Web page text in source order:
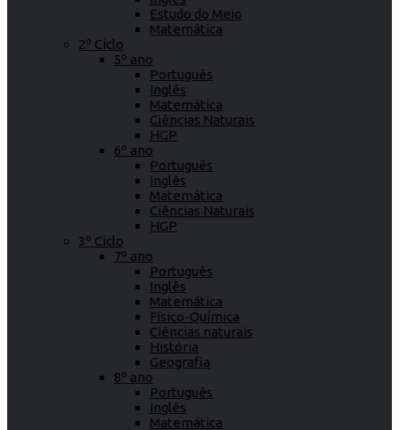
Estudo do Meio
Matemática
2º Ciclo
5º ano
Português
Inglês
Matemática
Ciências Naturais
HGP
6º ano
Português
Inglês
Matemática
Ciências Naturais
HGP
3º Ciclo
7º ano
Português
Inglês
Matemática
Físico-Química
Ciências naturais
História
Geografia
8º ano
Português
Inglês
Matemática